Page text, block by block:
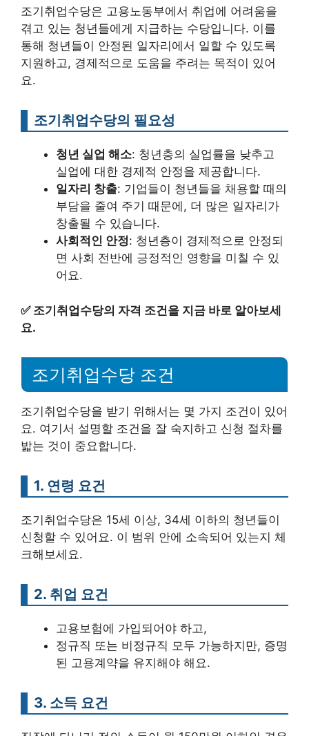
조기취업수당은 고용노동부에서 취업에 어려움을
겪고 있는 청년들에게 지급하는 수당입니다. 이를
통해 청년들이 안정된 일자리에서 일할 수 있도록
지원하고, 경제적으로 도움을 주려는 목적이 있어
요.
조기취업수당의 필요성
청년 실업 해소: 청년층의 실업률을 낮추고
실업에 대한 경제적 안정을 제공합니다.
일자리 창출: 기업들이 청년들을 채용할 때의
부담을 줄여 주기 때문에, 더 많은 일자리가
창출될 수 있습니다.
사회적인 안정: 청년층이 경제적으로 안정되
면 사회 전반에 긍정적인 영향을 미칠 수 있
어요.
✅ 조기취업수당의 자격 조건을 지금 바로 알아보세
요.
조기취업수당 조건
조기취업수당을 받기 위해서는 몇 가지 조건이 있어
요. 여기서 설명할 조건을 잘 숙지하고 신청 절차를
밟는 것이 중요합니다.
1. 연령 요건
조기취업수당은 15세 이상, 34세 이하의 청년들이
신청할 수 있어요. 이 범위 안에 소속되어 있는지 체
크해보세요.
2. 취업 요건
고용보험에 가입되어야 하고,
정규직 또는 비정규직 모두 가능하지만, 증명
된 고용계약을 유지해야 해요.
3. 소득 요건